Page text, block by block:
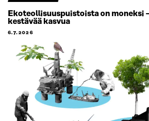
Ekoteollisuuspuistoista on moneksi
kestävää kasvua
6.7.2026